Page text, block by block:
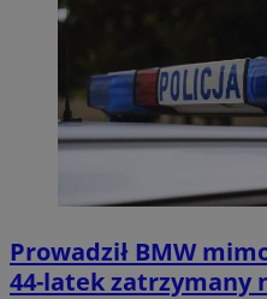
Prowadził BMW
44-latek zatrzymany